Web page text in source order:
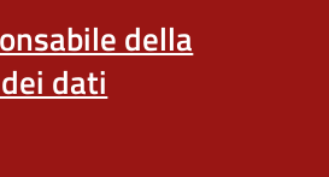
della
dati